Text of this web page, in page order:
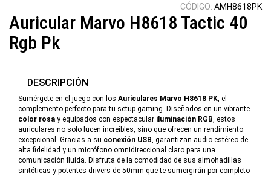
CÓDIGO: AMH8618PK
Auricular Marvo H8618 Tactic 40
Rgb Pk
DESCRIPCIÓN
Sumérgete en el juego con los Auriculares Marvo H8618 PK, el
complemento perfecto para tu setup gaming. Diseñados en un vibrante
color rosa y equipados con espectacular iluminación RGB, estos
auriculares no solo lucen increíbles, sino que ofrecen un rendimiento
excepcional. Gracias a su conexión USB, garantizan audio estéreo de
alta fidelidad y un micrófono omnidireccional claro para una
comunicación fluida. Disfruta de la comodidad de sus almohadillas
sintéticas y potentes drivers de 50mm que te sumergirán por completo